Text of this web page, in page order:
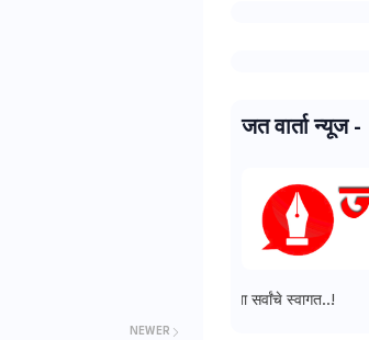
NEWER
जत वार्ता न्यूज -
जत वार्ता न्यूज - मध्ये आपल्या सर्वांचे स्वागत..!